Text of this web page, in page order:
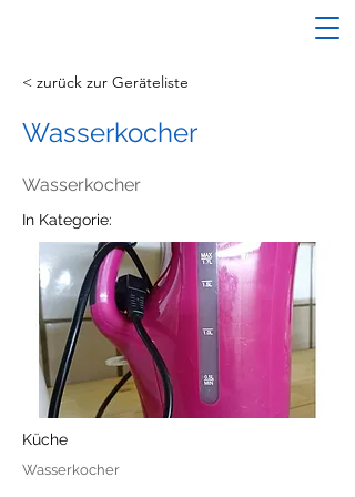
< zurück zur Geräteliste
Wasserkocher
Wasserkocher
In Kategorie:
Küche
Wasserkocher